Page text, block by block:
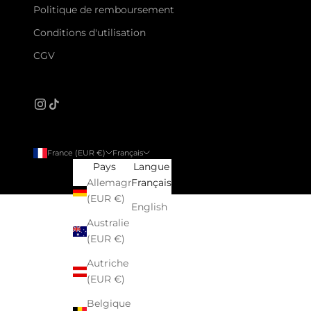
Politique de remboursement
Conditions d'utilisation
CGV
France (EUR €)
Pays
Allemagne
(EUR €)
Australie
(EUR €)
Autriche
(EUR €)
Belgique
Français
Langue
Français
English